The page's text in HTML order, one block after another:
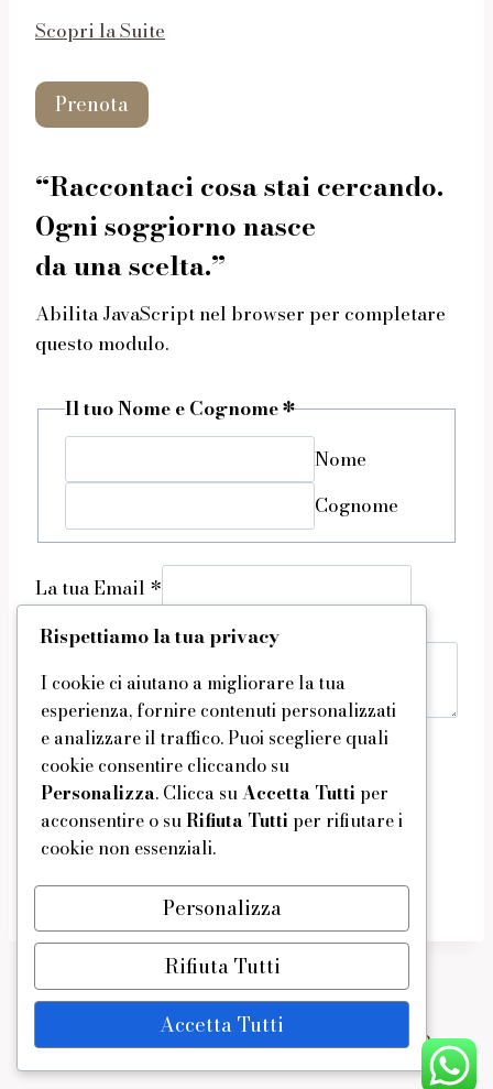
Scopri la Suite
Prenota
“Raccontaci cosa stai cercando.
Ogni soggiorno nasce
da una scelta.”
Abilita JavaScript nel browser per completare
questo modulo.
Il tuo Nome e Cognome *
Nome
Cognome
La tua Email *
Scrivici cosa stai cercando
Il tuo Telefono *
Invia messaggio
© 2026 - Tema WordPress diKadence WP
Rispettiamo la tua privacy
I cookie ci aiutano a migliorare la tua
esperienza, fornire contenuti personalizzati
e analizzare il traffico. Puoi scegliere quali
cookie consentire cliccando su
Personalizza. Clicca suAccetta Tutti per
acconsentire o suRifiuta Tutti per rifiutare i
cookie non essenziali.
Personalizza
Rifiuta Tutti
Accetta Tutti